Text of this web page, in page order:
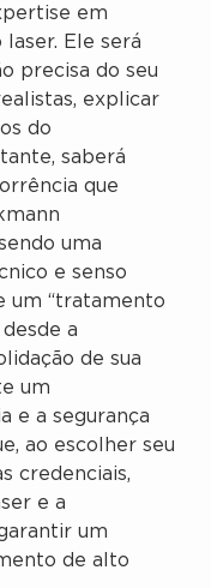
em
laser. Ele será
precisa do seu
explicar
do
saberá
que
uma
e senso
um “tratamento
a
de sua
um
e a segurança
ao escolher seu
credenciais,
e a
um
de alto